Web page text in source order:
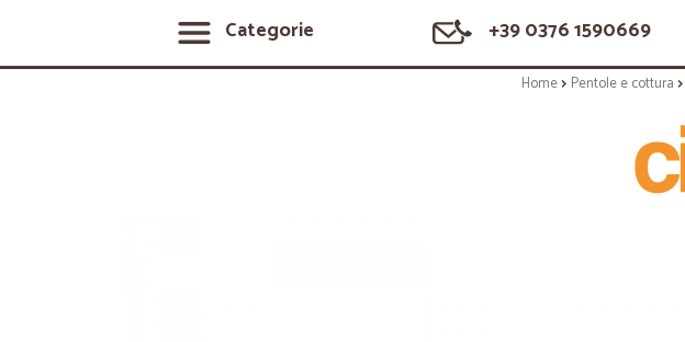
Categorie +39 0376 1590669
Home Pentole e cottura